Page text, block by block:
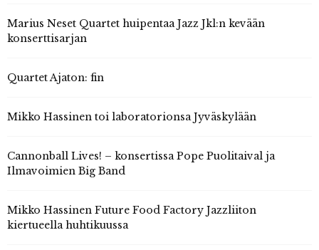
Marius Neset Quartet huipentaa Jazz Jkl:n kevään
konserttisarjan
Quartet Ajaton: fin
Mikko Hassinen toi laboratorionsa Jyväskylään
Cannonball Lives! – konsertissa Pope Puolitaival ja
Ilmavoimien Big Band
Mikko Hassinen Future Food Factory Jazzliiton
kiertueella huhtikuussa